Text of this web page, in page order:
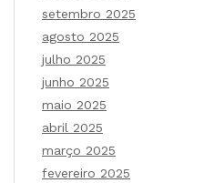
setembro 2025
agosto 2025
julho 2025
junho 2025
maio 2025
abril 2025
março 2025
fevereiro 2025